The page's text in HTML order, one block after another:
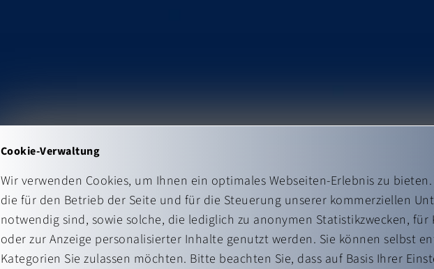
Cookie-Verwaltung
Wir verwenden Cookies, um Ihnen ein optimales Webseiten-Erlebnis zu bieten.
die für den Betrieb der Seite und für die Steuerung unserer kommerziellen
notwendig sind, sowie solche, die lediglich zu anonymen Statistikzwecken,
oder zur Anzeige personalisierter Inhalte genutzt werden. Sie können selbst
Kategorien Sie zulassen möchten. Bitte beachten Sie, dass auf Basis Ihrer